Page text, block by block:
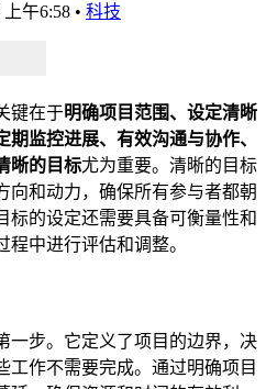
上午6:58 • 科技
键在于明确项目范围、设定清晰
监控进展、有效沟通与协作、
晰的目标尤为重要。清晰的目标
向和动力，确保所有参与者都朝
标的设定还需要具备可衡量性和
中进行评估和调整。
一步。它定义了项目的边界，决
工作不需要完成。通过明确项目